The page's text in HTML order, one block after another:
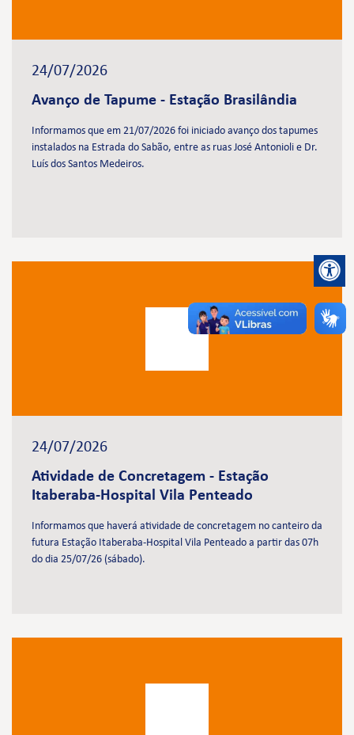
24/07/2026
Avanço de Tapume - Estação Brasilândia
Informamos que em 21/07/2026 foi iniciado avanço dos tapumes
instalados na Estrada do Sabão, entre as ruas José Antonioli e Dr.
Luís dos Santos Medeiros.
24/07/2026
Atividade de Concretagem - Estação
Itaberaba-Hospital Vila Penteado
Informamos que haverá atividade de concretagem no canteiro da
futura Estação Itaberaba-Hospital Vila Penteado a partir das 07h
do dia 25/07/26 (sábado).